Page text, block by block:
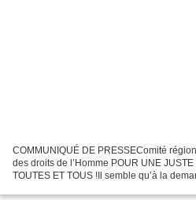
COMMUNIQUÉ DE PRESSEComité
des droits de l’Homme POUR UNE
TOUTES ET TOUS !Il semble qu’à la